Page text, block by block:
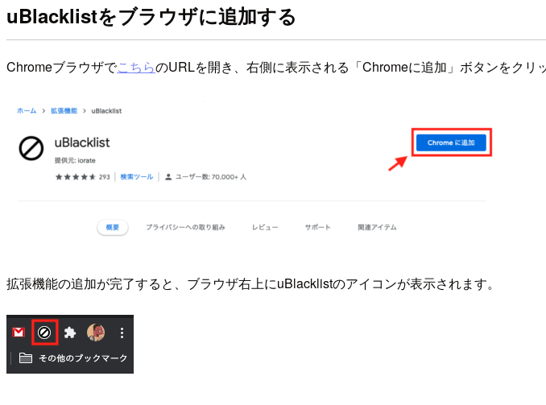
uBlacklistをブラウザに追加する
ChromeブラウザでこちらのURLを開き、右側に表示される「Chromeに追加」ボタンをクリ
拡張機能の追加が完了すると、ブラウザ右上にuBlacklistのアイコンが表示されます。